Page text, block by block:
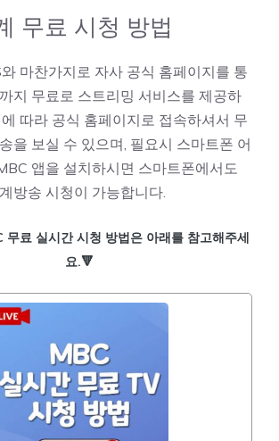
무료 시청 방법
마찬가지로 자사 공식 홈페이지를 통
지 무료로 스트리밍 서비스를 제공하
따라 공식 홈페이지로 접속하셔서 무
을 보실 수 있으며, 필요시 스마트폰 어
앱을 설치하시면 스마트폰에서도
방송 시청이 가능합니다.
무료 실시간 시청 방법은 아래를 참고해주세
요.🔻